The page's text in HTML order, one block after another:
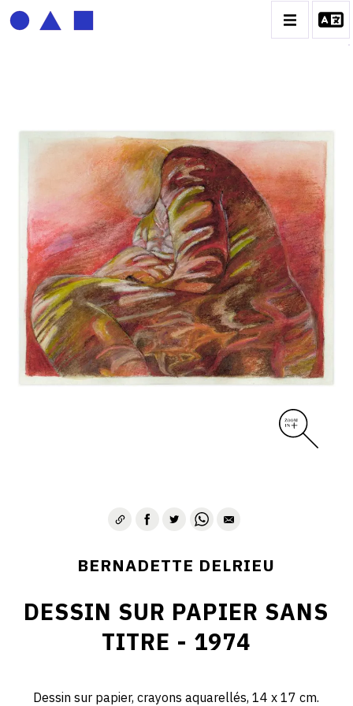
BERNADETTE DELRIEU
BIOGRAPHIE
CATALOGUE DES OEUVRES
ECRITURE DE LUMIÈRE
PHOTO / PEINTURE
TÉNÈBRES ET LUMIÈRE
CONTACT
BERNADETTE DELRIEU
DESSIN SUR PAPIER SANS
TITRE - 1974
Dessin sur papier, crayons aquarellés, 14 x 17 cm.